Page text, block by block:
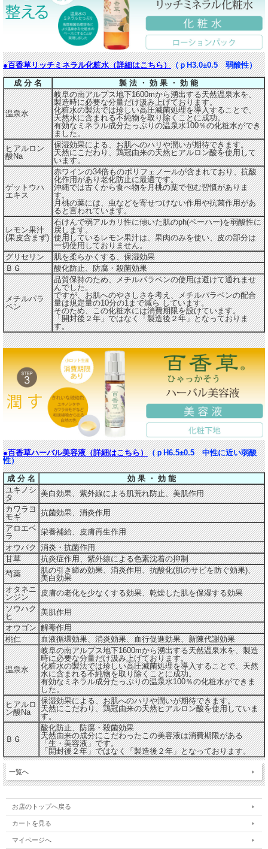
●百香草リッチミネラル化粧水（詳細はこちら）（ｐH3.0±0.5 弱酸性）
成 分 名
製 法 ・ 効 果 ・ 効 能
温泉水
岐阜の南アルプス地下1600mから湧出する天然温泉水を、
製造時に必要な分量だけ汲み上げております。
化粧水の製法では珍しい高圧滅菌処理を導入することで、
天然水に含まれる不純物を取り除くことに成功。
有効なミネラル成分たっぷりの温泉水100％の化粧水ができ
ました。
ヒアルロン
酸Na
保湿効果による、お肌へのハリや潤いが期待できます。
天然にこだわり、鶏冠由来の天然ヒアルロン酸を使用して
います。
ゲットウハ
エキス
赤ワインの34倍ものポリフェノールが含まれており、抗酸
化作用があり老化防止に最適です。
沖縄では古くから食べ物を月桃の葉で包む習慣がありま
す。
月桃の葉には、虫などを寄せつけない作用や抗菌作用があ
ると言われています。
レモン果汁
(果皮含まず)
石けんで弱アルカリ性に傾いた肌のph(ペーハー)を弱酸性に
戻します。
使用しているレモン果汁は、果肉のみを使い、皮の部分は
一切使用しておりません。
グリセリン
肌を柔らかくする、保湿効果
ＢＧ
酸化防止、防腐・殺菌効果
メチルパラ
ベン
品質保持のため、メチルパラベンの使用は避けて通れませ
んでした。
ですが、お肌へのやさしさを考え、メチルパラベンの配合
量は規定量の10分の1まで減ら しています。
そのため、この化粧水には消費期限を設けています。
「開封後２年」ではなく「製造後２年」となっておりま
す。
●百香草ハーバル美容液（詳細はこちら）（ｐH6.5±0.5 中性に近い弱酸
性）
成 分 名
効 果 ・ 効 能
ユキノシ
タ
美白効果、紫外線による肌荒れ防止、美肌作用
カワラヨ
モギ
抗菌効果、消炎作用
アロエベ
ラ
栄養補給、皮膚再生作用
オウバク 消炎・抗菌作用
甘草
抗炎症作用、紫外線による色素沈着の抑制
芍薬
肌の引き締め効果、消炎作用、抗酸化(肌のサビを防ぐ効果)、
美白効果
オタネニ
ンジン
皮膚の老化を少なくする効果、乾燥した肌を保湿する効果
ソウハク
ヒ
美肌作用
オウゴン 解毒作用
桃仁
血液循環効果、消炎効果、血行促進効果、新陳代謝効果
温泉水
岐阜の南アルプス地下1600mから湧出する天然温泉水を、製造
時に必要な分量だけ汲み上げております。
化粧水の製法では珍しい高圧滅菌処理を導入することで、天然
水に含まれる不純物を取り除くことに成功。
有効なミネラル成分たっぷりの温泉水100％の化粧水ができま
した。
ヒアルロ
ン酸Na
保湿効果による、お肌へのハリや潤いが期待できます。
天然にこだわり、鶏冠由来の天然ヒアルロン酸を使用していま
す。
ＢＧ
酸化防止、防腐・殺菌効果
天然由来の成分にこだわったこの美容液は消費期限がある
「生・美容液」です。
「開封後２年」ではなく「製造後２年」となっております。
一覧へ
お店のトップへ戻る
カートを見る
マイページへ